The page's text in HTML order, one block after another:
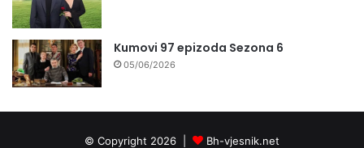
Kumovi 97 epizoda Sezona 6
05/06/2026
© Copyright 2026 | Bh-vjesnik.net